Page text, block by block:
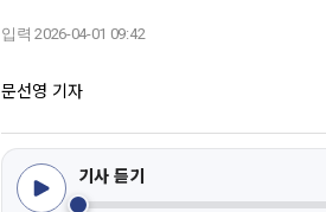
입력 2026-04-01 09:42
문선영 기자
기사 듣기